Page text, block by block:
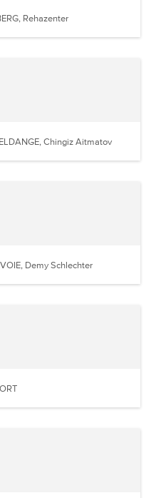
Rehazenter
Chingiz Aitmatov
Demy Schlechter